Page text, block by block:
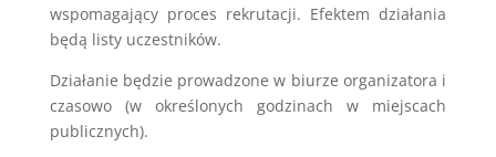
wspomagający proces rekrutacji. Efektem działania
będą listy uczestników.
Działanie będzie prowadzone w biurze organizatora i
czasowo (w określonych godzinach w miejscach
publicznych).